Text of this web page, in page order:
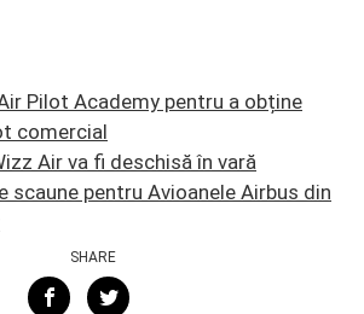
Pilot Academy pentru a obține
comercial
Air va fi deschisă în vară
scaune pentru Avioanele Airbus din
SHARE